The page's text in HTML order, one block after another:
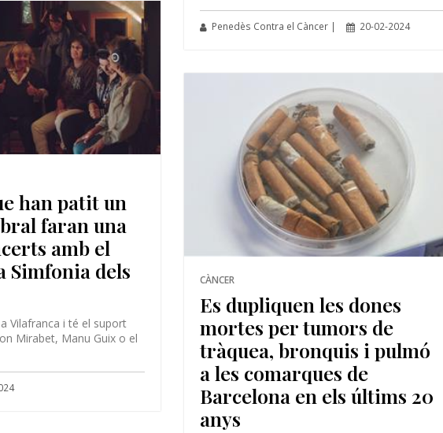
Penedès Contra el Càncer | 20-02-2024
han patit un
faran una
amb el
Simfonia dels
a Vilafranca i té el suport
Mirabet, Manu Guix o el
CÀNCER
Es dupliquen les dones
mortes per tumors de
tràquea, bronquis i pulmó
a les comarques de
Barcelona en els últims 20
anys